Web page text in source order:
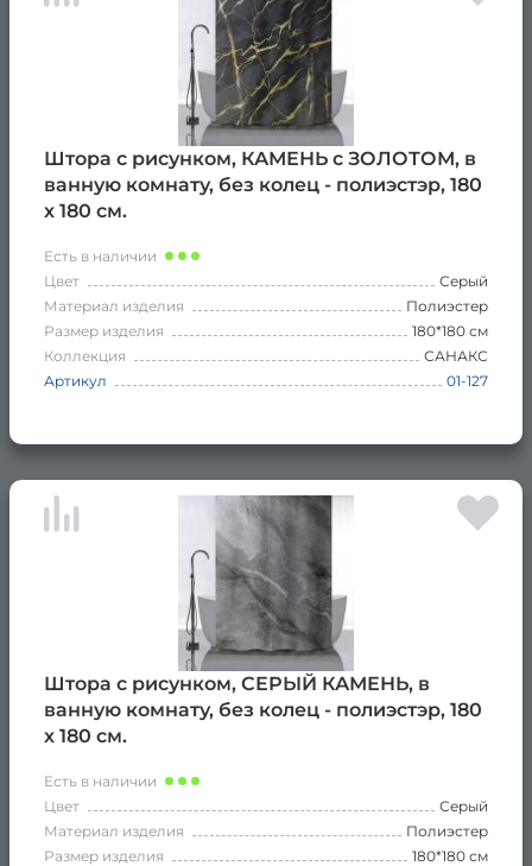
Штора с рисунком, КАМЕНЬ с ЗОЛОТОМ, в
ванную комнату, без колец - полиэстэр, 180
х 180 см.
Есть в наличии
Цвет
Серый
Материал изделия
Полиэстер
Размер изделия
180*180 см
Коллекция
САНАКС
Артикул
01-127
Штора с рисунком, СЕРЫЙ КАМЕНЬ, в
ванную комнату, без колец - полиэстэр, 180
х 180 см.
Есть в наличии
Цвет
Серый
Материал изделия
Полиэстер
Размер изделия
180*180 см